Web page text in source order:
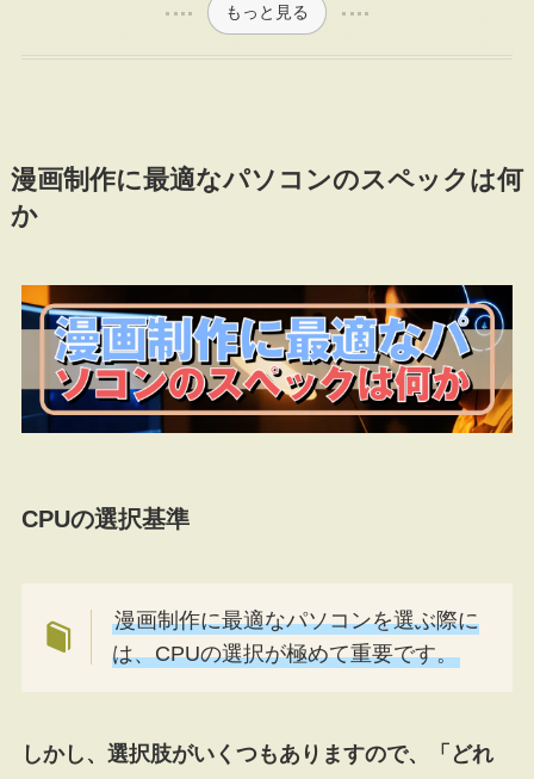
もっと見る
漫画制作に最適なパソコンのスペックは何
か
CPUの選択基準
漫画制作に最適なパソコンを選ぶ際に
は、CPUの選択が極めて重要です。
しかし、選択肢がいくつもありますので、「どれ